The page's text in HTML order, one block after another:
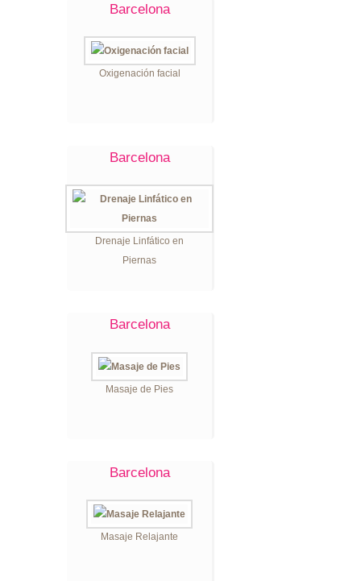
Barcelona
Oxigenación facial
Barcelona
Drenaje Linfático en
Piernas
Barcelona
Masaje de Pies
Barcelona
Masaje Relajante